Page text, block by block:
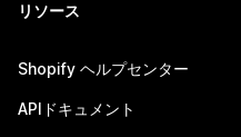
リソース
Shopify ヘルプセンター
APIドキュメント